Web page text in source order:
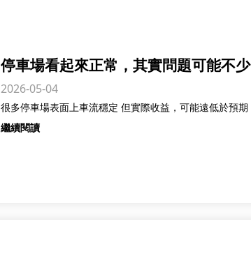
停車場看起來正常，其實問題可能不少
2026-05-04
繼續閱讀